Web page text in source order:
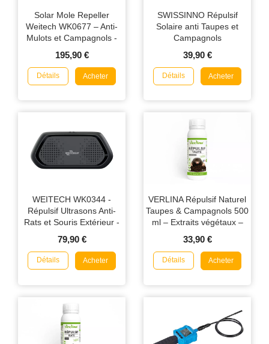
Solar Mole Repeller
Weitech WK0677 – Anti-
Mulots et Campagnols -
195,90 €
Détails Acheter
SWISSINNO Répulsif
Solaire anti Taupes et
Campagnols
39,90 €
Détails Acheter
WEITECH WK0344 -
Répulsif Ultrasons Anti-
Rats et Souris Extérieur -
79,90 €
Détails Acheter
VERLINA Répulsif Naturel
Taupes & Campagnols 500
ml – Extraits végétaux –
durée
33,90 €
Détails Acheter